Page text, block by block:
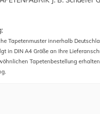
Tapetenmuster innerhalb
in DIN A4 Größe an Ihre
Tapetenbestellung